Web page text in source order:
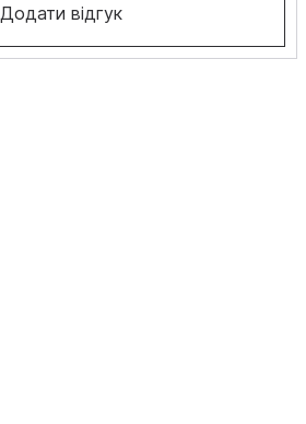
Додати відгук